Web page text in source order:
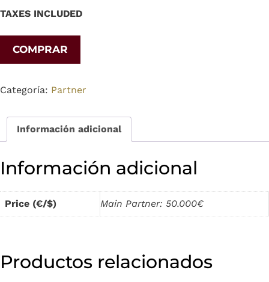
TAXES INCLUDED
COMPRAR
Categoría: Partner
Información adicional
Información adicional
Price (€/$) Main Partner: 50.000€
Productos relacionados